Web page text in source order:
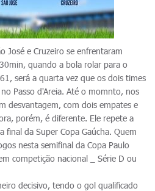
José e Cruzeiro se enfrentaram
quando a bola rolar para o
será a quarta vez que os dois times
Passo d'Areia. Até o momnto, nos
desvantagem, com dois empates e
porém, é diferente. Ele repete a
final da Super Copa Gaúcha. Quem
nesta semifinal da Copa Paulo
competição nacional _ Série D ou
decisivo, tendo o gol qualificado